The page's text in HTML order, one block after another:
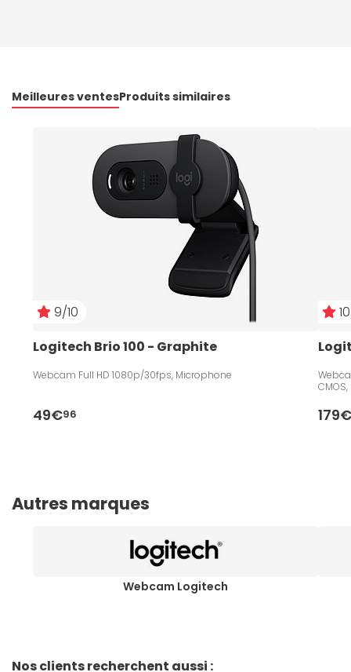
Meilleures ventesProduits similaires
9/10
Logitech Brio 100 - Graphite
Webcam Full HD 1080p/30fps, Microphone
49€96
Autres marques
Webcam Logitech
Nos clients recherchent aussi :